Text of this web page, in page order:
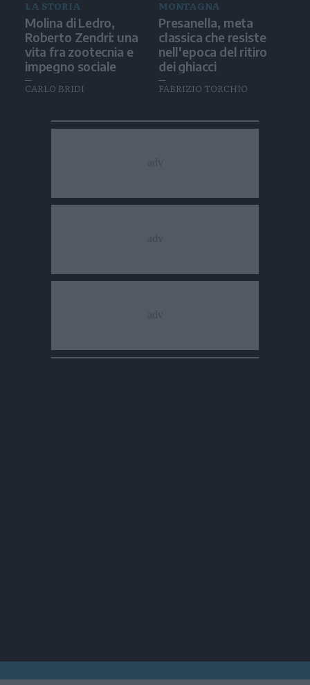
LA STORIA
Molina di Ledro,
Roberto Zendri: una
vita fra zootecnia e
impegno sociale
CARLO BRIDI
MONTAGNA
Presanella, meta
classica che resiste
nell'epoca del ritiro
dei ghiacci
FABRIZIO TORCHIO